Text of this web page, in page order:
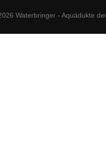
Waterbringer - Aquädukte